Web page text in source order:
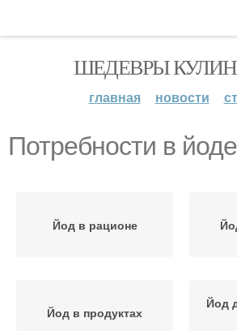
ШЕДЕВРЫ
главная новости
Потребности в йоде
Йод в рационе
Йод в продуктах
Йод